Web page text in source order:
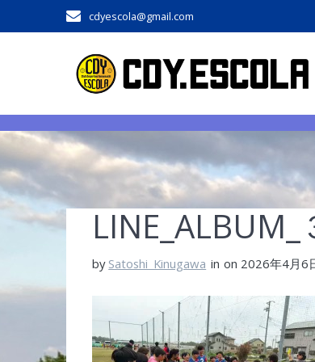
to
cdyescola@gmail.com
by Satoshi_Kinugawa in on 2026年4月6